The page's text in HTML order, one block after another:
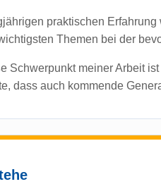
praktischen
Themen bei der
Schwerpunkt meiner Arbeit
dass auch kommende